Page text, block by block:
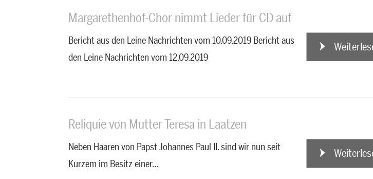
Margarethenhof-Chor nimmt Lieder für CD auf
Bericht aus den Leine Nachrichten vom 10.09.2019 Bericht aus
den Leine Nachrichten vom 12.09.2019
Reliquie von Mutter Teresa in Laatzen
Neben Haaren von Papst Johannes Paul II. sind wir nun seit
Kurzem im Besitz einer...